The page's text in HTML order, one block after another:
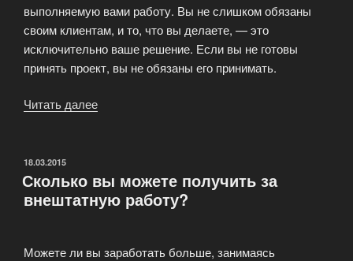
выполняемую вами работу. Вы не слишком обязаны
своим клиентам, и то, что вы делаете, — это
исключительно ваше решение. Если вы не готовы
принять проект, вы не обязаны его принимать.
Читать далее
ОПУБЛИКОВАНО
18.03.2015
Сколько вы можете получить за
внештатную работу?
Можете ли вы заработать больше, занимаясь